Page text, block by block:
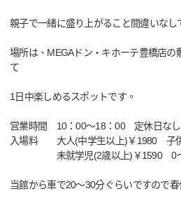
親子で一緒に盛り上がること間違いなし
場所は、MEGAドン・キホーテ豊橋店の
て
1日中楽しめるスポットです。
営業時間 10：00～18：00 定休日なし
入場料 大人(中学生以上)￥1980 子
未就学児(2歳以上)￥1590 0～1
当館から車で20～30分ぐらいですので